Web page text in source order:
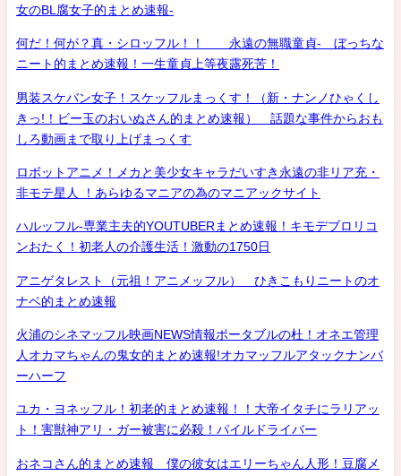
女のBL腐女子的まとめ速報-
何だ！何が？真・シロッフル！！ 永遠の無職童貞- ぼっちな
ニート的まとめ速報！一生童貞上等夜露死苦！
男装スケバン女子！スケッフルまっくす！（新・ナンノひゃくし
きっ!！ビー玉のおいぬさん的まとめ速報） 話題な事件からおも
しろ動画まで取り上げまっくす
ロボットアニメ！メカと美少女キャラだいすき永遠の非リア充・
非モテ星人 ！あらゆるマニアの為のマニアックサイト
ハルッフル-専業主夫的YOUTUBERまとめ速報！キモデブロリコ
ンおたく！初老人の介護生活！激動の1750日
アニゲタレスト（元祖！アニメッフル） ひきこもりニートのオ
ナベ的まとめ速報
火浦のシネマッフル映画NEWS情報ポータブルの杜！オネエ管理
人オカマちゃんの鬼女的まとめ速報!オカマッフルアタックナンバ
ーハーフ
ユカ・ヨネッフル！初老的まとめ速報！！大帝イタチにラリアッ
ト！害獣神アリ・ガー被害に必殺！パイルドライバー
おネコさん的まとめ速報 僕の彼女はエリーちゃん人形！豆腐メ